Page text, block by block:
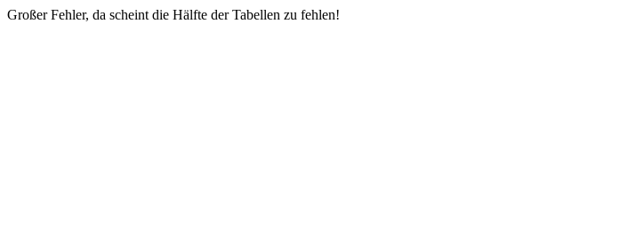
Großer Fehler, da scheint die Hälfte der Tabellen zu fehlen!